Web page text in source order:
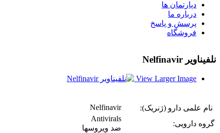
دپارتمان ها
درباره ما
پرسش و پاسخ
فروشگاه
نلفیناویر Nelfinavir
View Larger Image
نام علمی دارو (ژنریک):
Nelfinavir
گروه دارویی:
Antivirals
ضد ویروسها